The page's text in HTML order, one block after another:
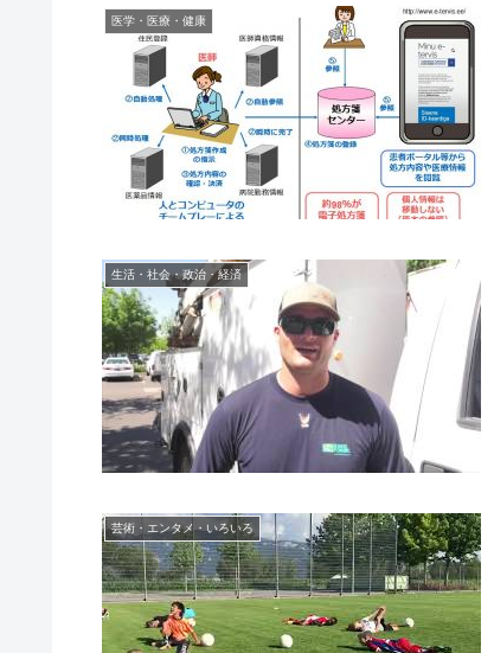
医学・医療・健康
生活・社会・政治・経済
芸術・エンタメ・いろいろ